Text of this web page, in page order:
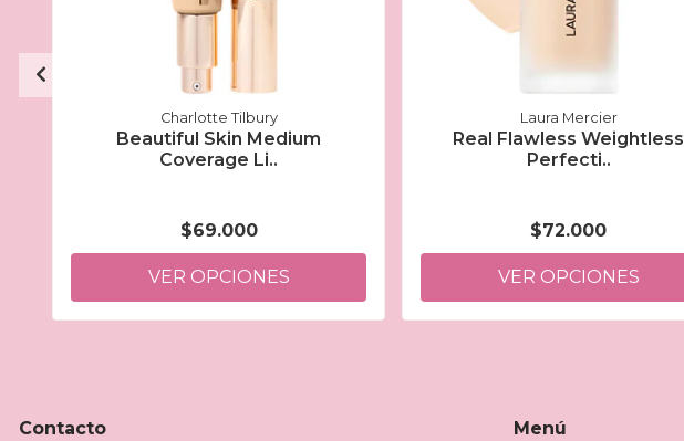
Charlotte Tilbury
Beautiful Skin Medium
Coverage Li..
$69.000
VER OPCIONES
Laura Mercier
Real Flawless Weightless
Perfecti..
$72.000
VER OPCIONES
Contacto Menú